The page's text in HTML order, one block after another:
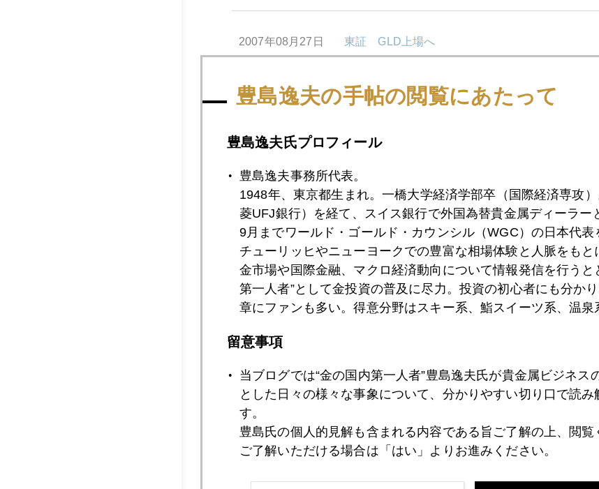
2007年08月27日 東証 GLD上場へ
2007年08月24日 中国要因の発展段階
2007年08月22日 椅子とりゲーム
2007年08月21日 痛み止めの応急処置
2007年08月17日
2007年08月16日
豊島逸夫の手帖の閲覧にあたって
豊島逸夫氏プロフィール
豊島逸夫事務所代表。
1948年、東京都生まれ。一橋大学経済学部卒（国際経済専攻
菱UFJ銀行）を経て、スイス銀行で外国為替貴金属ディーラー
9月までワールド・ゴールド・カウンシル（WGC）の日本代表
チューリッヒやニューヨークでの豊富な相場体験と人脈をもと
金市場や国際金融、マクロ経済動向について情報発信を行うと
第一人者”として金投資の普及に尽力。投資の初心者にも分か
章にファンも多い。得意分野はスキー系、鮨スイーツ系、温泉
留意事項
当ブログでは“金の国内第一人者”豊島逸夫氏が貴金属ビジネス
とした日々の様々な事象について、分かりやすい切り口で読み
す。
豊島氏の個人的見解も含まれる内容である旨ご了解の上、閲覧
ご了解いただける場合は「はい」よりお進みください。